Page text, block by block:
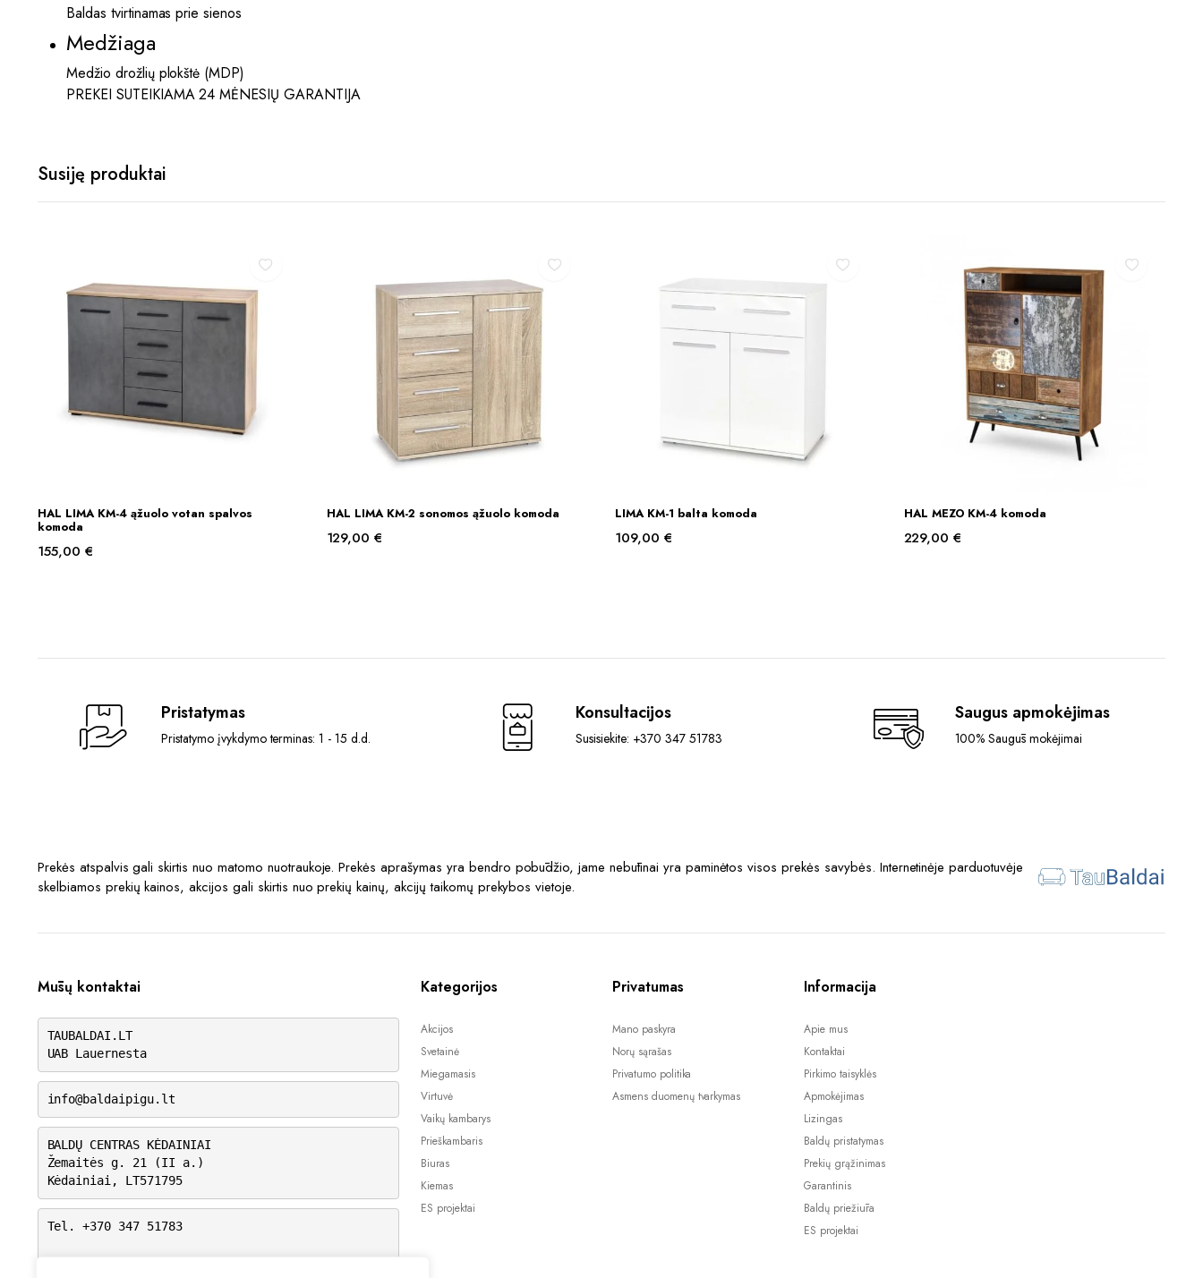
Baldas tvirtinamas prie sienos
Medžiaga
Medžio drožlių plokštė (MDP)
PREKEI SUTEIKIAMA 24 MĖNESIŲ GARANTIJA
Susiję produktai
Į KREPŠELĮ
HAL LIMA KM-4 ąžuolo votan spalvos
komoda
155,00 €
Į KREPŠELĮ
HAL LIMA KM-2 sonomos ąžuolo komoda
129,00€
Į KREPŠELĮ
LIMA KM-1 balta komoda
109,00 €
Į KREPŠELĮ
HAL MEZO KM-4 komoda
229,00€
Pristatymas
Pristatymo įvykdymo terminas: 1 - 15 d.d.
Konsultacijos
Susisiekite: +370 347 51783
Saugus apmokėjimas
100% Saugūs mokėjimai
Prekės atspalvis gali skirtis nuo matomo nuotraukoje. Prekės aprašymas yra bendro pobūdžio, jame nebūtinai yra paminėtos visos prekės savybės. Internetinėje parduotuvėje
skelbiamos prekių kainos, akcijos gali skirtis nuo prekių kainų, akcijų taikomų prekybos vietoje.
Mūsų kontaktai
TAUBALDAI.LT
UAB Lauernesta
info@baldaipigu.lt
BALDŲ CENTRAS KĖDAINIAI
Žemaitės g. 21 (II a.)
Kėdainiai, LT571795
Tel. +370 347 51783
Kategorijos
Akcijos
Svetainė
Miegamasis
Virtuvė
Vaikų kambarys
Prieškambaris
Biuras
Kiemas
ES projektai
Privatumas
Mano paskyra
Norų sąrašas
Privatumo politika
Asmens duomenų tvarkymas
Informacija
Apie mus
Kontaktai
Pirkimo taisyklės
Apmokėjimas
Lizingas
Baldų pristatymas
Prekių grąžinimas
Garantinis
Baldų priežiūra
ES projektai